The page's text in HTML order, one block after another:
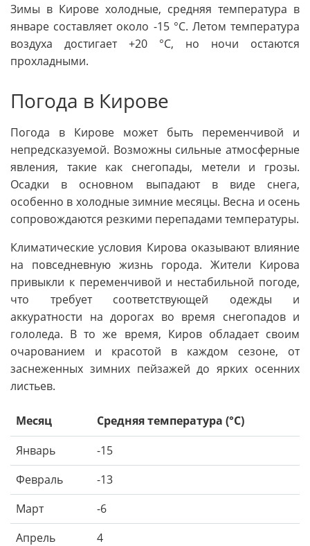
Зимы в Кирове холодные, средняя температура в
январе составляет около -15 °C. Летом температура
воздуха достигает +20 °C, но ночи остаются
прохладными.
Погода в Кирове
Погода в Кирове может быть переменчивой и
непредсказуемой. Возможны сильные атмосферные
явления, такие как снегопады, метели и грозы.
Осадки в основном выпадают в виде снега,
особенно в холодные зимние месяцы. Весна и осень
сопровождаются резкими перепадами температуры.
Климатические условия Кирова оказывают влияние
на повседневную жизнь города. Жители Кирова
привыкли к переменчивой и нестабильной погоде,
что требует соответствующей одежды и
аккуратности на дорогах во время снегопадов и
гололеда. В то же время, Киров обладает своим
очарованием и красотой в каждом сезоне, от
заснеженных зимних пейзажей до ярких осенних
листьев.
Месяц
Средняя температура (°C)
Январь
-15
Февраль
-13
Март
-6
Апрель
4